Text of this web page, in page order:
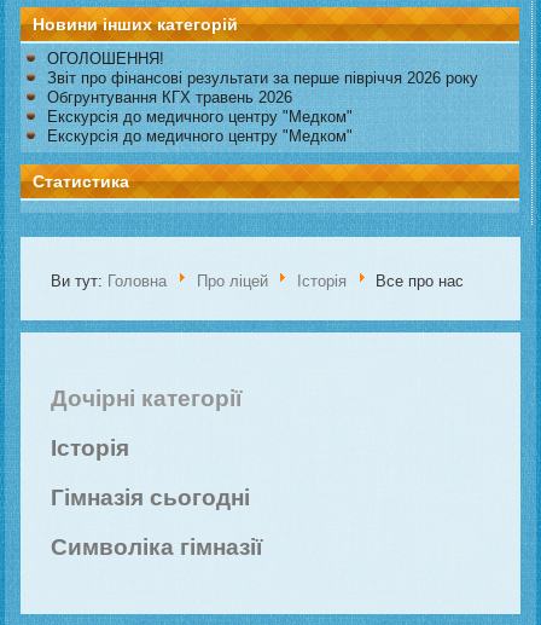
Новини інших категорій
ОГОЛОШЕННЯ!
Звіт про фінансові результати за перше півріччя 2026 року
Обгрунтування КГХ травень 2026
Екскурсія до медичного центру "Медком"
Екскурсія до медичного центру "Медком"
Статистика
Ви тут: Головна Про ліцей Історія Все про нас
Дочірні категорії
Історія
Гімназія сьогодні
Символіка гімназії